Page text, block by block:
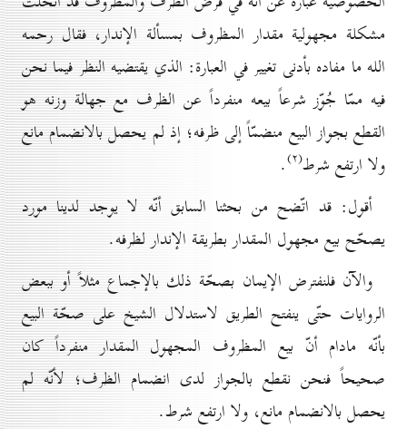
مشكلة مجهولية مقدار المظروف بمسألة الإندار، فقال رحمه
الله ما مفاده بأدنى تغيير في العبارة: الذي يقتضيه النظر فيما نحن
فيه ممّا جُوّز شرعاً بيعه منفرداً عن الظرف مع جهالة وزنه هو
القطع بجواز البيع منضمّاً إلى ظرفه؛ إذ لم يحصل بالانضمام مانع
ولا ارتفع شرط(۲) .
أقول: قد اتّضح من بحثنا السابق أنّه لا يوجد لدينا مورد
يصحّح بيع مجهول المقدار بطريقة الإندار لظرفه.
والآن فلنفترض الإيمان بصحّة ذلك بالإجماع مثلاً أو ببعض
الروايات حتّى ينفتح الطريق لاستدلال الشيخ على صحّة البيع
بأنّه مادام أنّ بيع المظروف المجهول المقدار منفرداً كان
صحيحاً فنحن نقطع بالجواز لدى انضمام الظرف؛ لأنّه لم
يحصل بالانضمام مانع، ولا ارتفع شرط.